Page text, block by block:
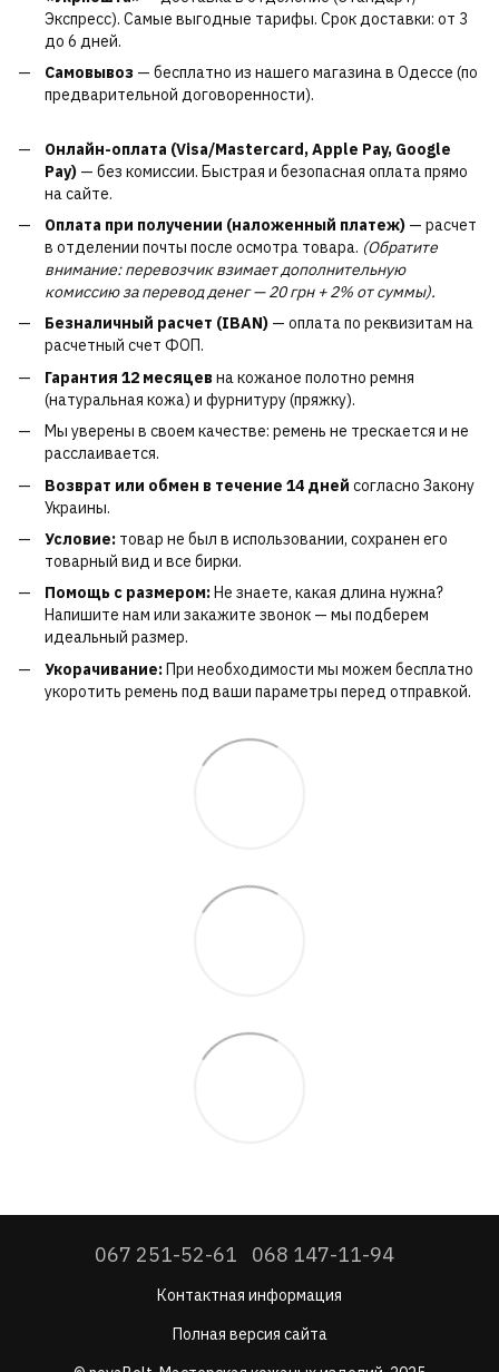
Экспресс). Самые выгодные тарифы. Срок доставки: от 3
до 6 дней.
Самовывоз — бесплатно из нашего магазина в Одессе (по
предварительной договоренности).
Онлайн-оплата (Visa/Mastercard, Apple Pay, Google
Pay) — без комиссии. Быстрая и безопасная оплата прямо
на сайте.
Оплата при получении (наложенный платеж) — расчет
в отделении почты после осмотра товара. (Обратите
внимание: перевозчик взимает дополнительную
комиссию за перевод денег — 20 грн + 2% от суммы).
Безналичный расчет (IBAN) — оплата по реквизитам на
расчетный счет ФОП.
Гарантия 12 месяцевна кожаное полотно ремня
(натуральная кожа) и фурнитуру (пряжку).
Мы уверены в своем качестве: ремень не трескается и не
расслаивается.
Возврат или обмен в течение 14 дней согласно Закону
Украины.
Условие: товар не был в использовании, сохранен его
товарный вид и все бирки.
Помощь с размером: Не знаете, какая длина нужна?
Напишите нам или закажите звонок — мы подберем
идеальный размер.
Укорачивание:При необходимости мы можем бесплатно
укоротить ремень под ваши параметры перед отправкой.
067 251-52-61 068 147-11-94
Контактная информация
Полная версия сайта